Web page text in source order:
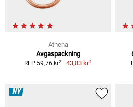
Athena
Avgaspackning
RFP 59,76 kr2 43,83 kr1
NY